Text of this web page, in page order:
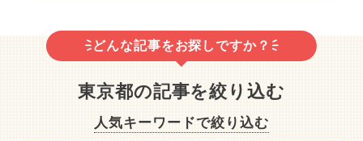
どんな記事をお探しですか？
東京都の記事を絞り込む
人気キーワードで絞り込む